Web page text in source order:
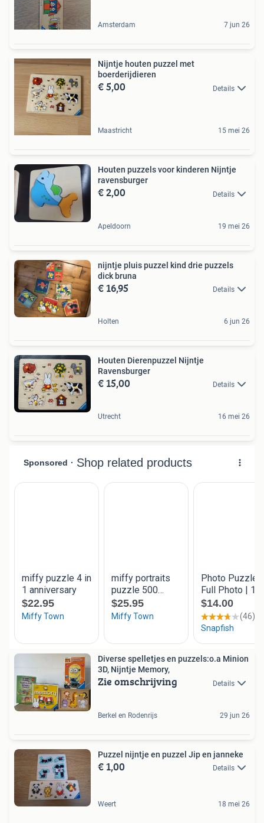
Amsterdam 7 jun 26
Nijntje houten puzzel met
boerderijdieren
€ 5,00 Details
Maastricht 15 mei 26
Houten puzzels voor kinderen Nijntje
ravensburger
€ 2,00 Details
Apeldoorn 19 mei 26
nijntje pluis puzzel kind drie puzzels
dick bruna
€ 16,95 Details
Holten 6 jun 26
Houten Dierenpuzzel Nijntje
Ravensburger
€ 15,00 Details
Utrecht 16 mei 26
Diverse spelletjes en puzzels:o.a Minion
3D, Nijntje Memory,
Zie omschrijving Details
Berkel en Rodenrijs 29 jun 26
Puzzel nijntje en puzzel Jip en janneke
€ 1,00 Details
Weert 18 mei 26